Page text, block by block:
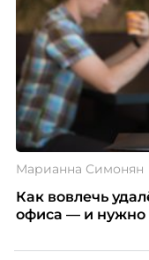
Марианна Симонян
Как вовлечь
офиса — и нужно